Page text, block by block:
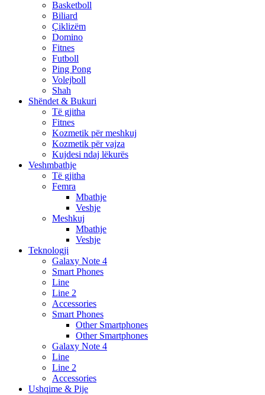
Basketboll
Biliard
Çiklizëm
Domino
Fitnes
Futboll
Ping Pong
Volejboll
Shah
Shëndet & Bukuri
Të gjitha
Fitnes
Kozmetik për meshkuj
Kozmetik për vajza
Kujdesi ndaj lëkurës
Veshmbathje
Të gjitha
Femra
Mbathje
Veshje
Meshkuj
Mbathje
Veshje
Teknologji
Galaxy Note 4
Smart Phones
Line
Line 2
Accessories
Smart Phones
Other Smartphones
Other Smartphones
Galaxy Note 4
Line
Line 2
Accessories
Ushqime & Pije